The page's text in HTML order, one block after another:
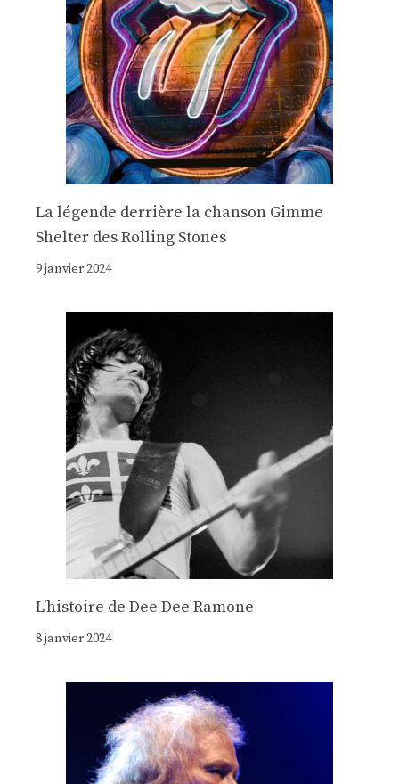
La légende derrière la chanson Gimme
Shelter des Rolling Stones
9 janvier 2024
Lʼhistoire de Dee Dee Ramone
8 janvier 2024